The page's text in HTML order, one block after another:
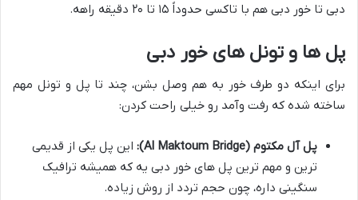
دبی تا خور دبی هم با تاکسی حدوداً ۱۵ تا ۲۰ دقیقه راهه.
پل ها و تونل های خور دبی
برای اینکه دو طرف خور به هم وصل بشن، چند تا پل و تونل مهم
ساخته شده که رفت وآمد رو خیلی راحت کردن:
پل آل مکتوم (Al Maktoum Bridge):
این پل یکی از قدیمی
ترین و مهم ترین پل های خور دبی یه که همیشه ترافیک
سنگینی داره، چون حجم تردد از روش زیاده.